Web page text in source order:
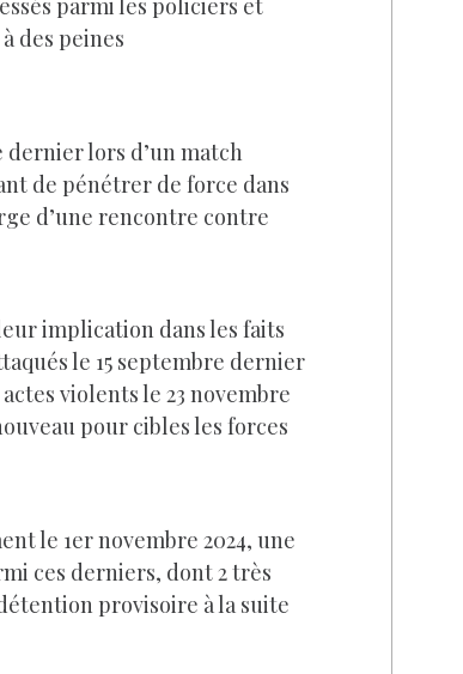
parmi les policiers et
des peines
dernier lors d’un match
de pénétrer de force dans
d’une rencontre contre
implication dans les faits
le 15 septembre dernier
violents le 23 novembre
pour cibles les forces
le 1er novembre 2024, une
ces derniers, dont 2 très
provisoire à la suite